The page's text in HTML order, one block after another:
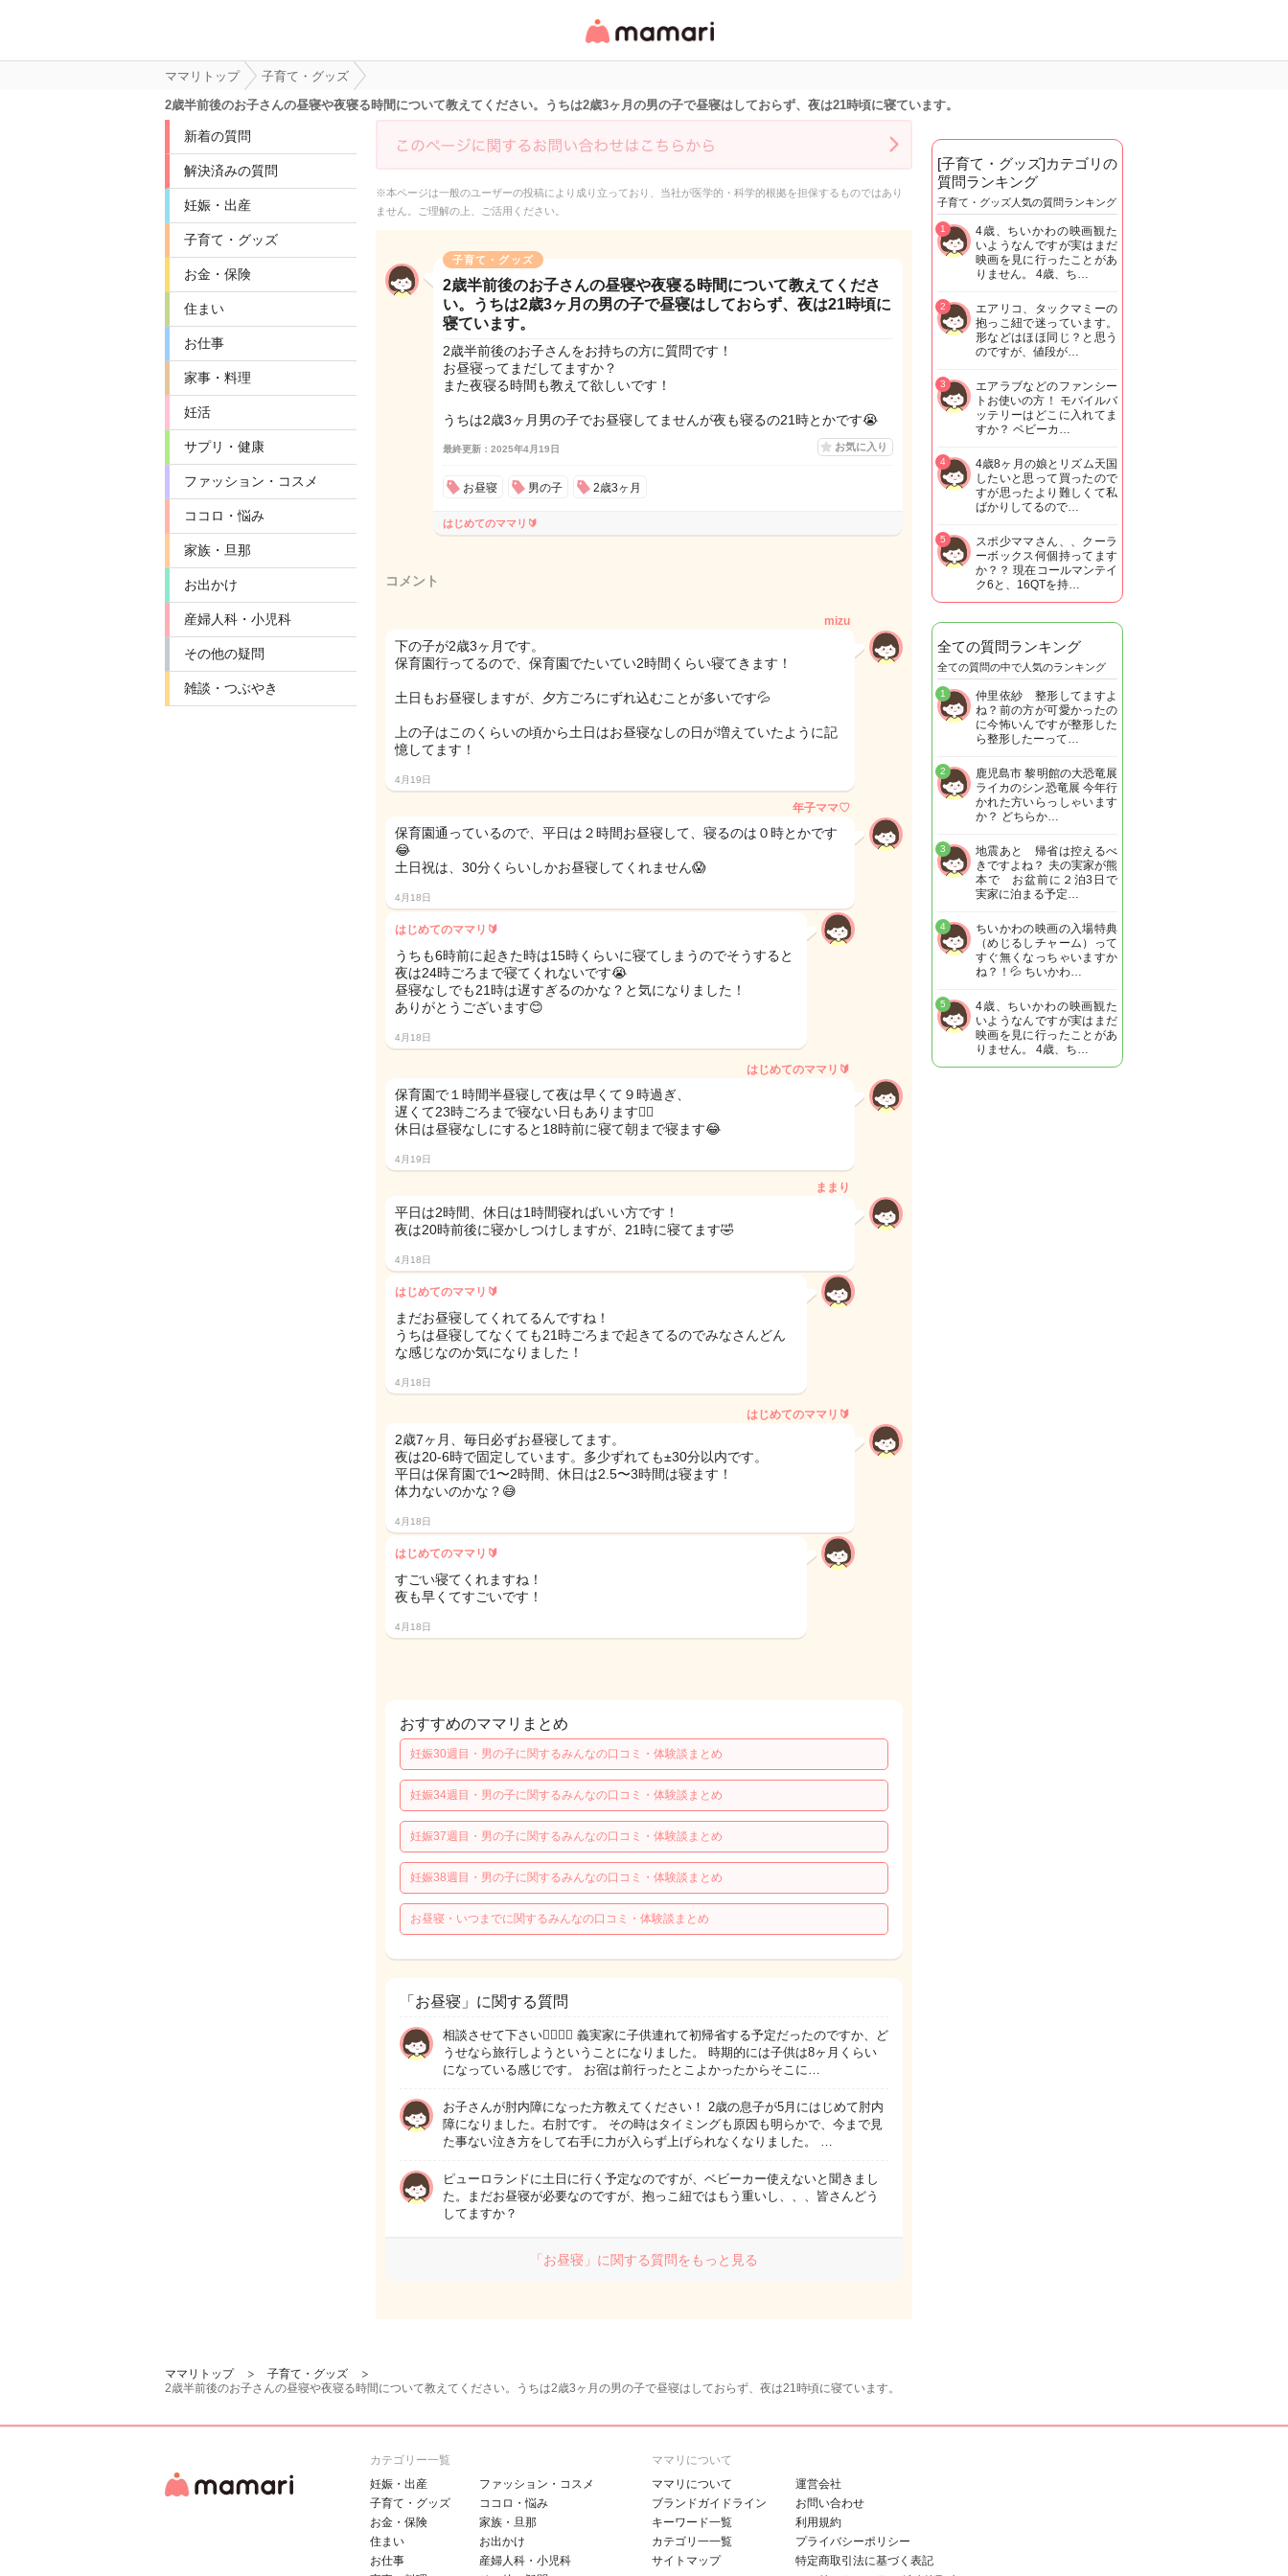
リ・情報サイト
ママリトップ
子育て・グッズ
2歳半前後のお子さんの昼寝や夜寝る時間について教えてください。うちは2歳3ヶ月の男の子で昼寝はしておらず、夜は21時頃に寝ています。
新着の質問
解決済みの質問
妊娠・出産
子育て・グッズ
お金・保険
住まい
お仕事
家事・料理
妊活
サプリ・健康
ファッション・コスメ
ココロ・悩み
家族・旦那
お出かけ
産婦人科・小児科
その他の疑問
雑談・つぶやき
※本ページは一般のユーザーの投稿により成り立っており、当社が医学的・科学的根拠を担保するものではあり
ません。ご理解の上、ご活用ください。
子育て・グッズ
2歳半前後のお子さんの昼寝や夜寝る時間について教えてくださ
い。うちは2歳3ヶ月の男の子で昼寝はしておらず、夜は21時頃に
寝ています。
2歳半前後のお子さんをお持ちの方に質問です！
お昼寝ってまだしてますか？
また夜寝る時間も教えて欲しいです！
うちは2歳3ヶ月男の子でお昼寝してませんが夜も寝るの21時とかです😭
最終更新：2025年4月19日 お気に入り
お昼寝 男の子 2歳3ヶ月
はじめてのママリ🔰
コメント
mizu
下の子が2歳3ヶ月です。
保育園行ってるので、保育園でたいてい2時間くらい寝てきます！
土日もお昼寝しますが、夕方ごろにずれ込むことが多いです💦
上の子はこのくらいの頃から土日はお昼寝なしの日が増えていたように記
憶してます！
4月19日
年子ママ♡
保育園通っているので、平日は２時間お昼寝して、寝るのは０時とかです
😂
土日祝は、30分くらいしかお昼寝してくれません😱
4月18日
はじめてのママリ🔰
うちも6時前に起きた時は15時くらいに寝てしまうのでそうすると
夜は24時ごろまで寝てくれないです😭
昼寝なしでも21時は遅すぎるのかな？と気になりました！
ありがとうございます😊
4月18日
はじめてのママリ🔰
保育園で１時間半昼寝して夜は早くて９時過ぎ、
遅くて23時ごろまで寝ない日もあります🤦‍♀️
休日は昼寝なしにすると18時前に寝て朝まで寝ます😂
4月19日
ままり
平日は2時間、休日は1時間寝ればいい方です！
夜は20時前後に寝かしつけしますが、21時に寝てます🤣
4月18日
はじめてのママリ🔰
まだお昼寝してくれてるんですね！
うちは昼寝してなくても21時ごろまで起きてるのでみなさんどん
な感じなのか気になりました！
4月18日
はじめてのママリ🔰
2歳7ヶ月、毎日必ずお昼寝してます。
夜は20-6時で固定しています。多少ずれても±30分以内です。
平日は保育園で1〜2時間、休日は2.5〜3時間は寝ます！
体力ないのかな？😅
4月18日
はじめてのママリ🔰
すごい寝てくれますね！
夜も早くてすごいです！
4月18日
おすすめのママリまとめ
妊娠30週目・男の子に関するみんなの口コミ・体験談まとめ
妊娠34週目・男の子に関するみんなの口コミ・体験談まとめ
妊娠37週目・男の子に関するみんなの口コミ・体験談まとめ
妊娠38週目・男の子に関するみんなの口コミ・体験談まとめ
お昼寝・いつまでに関するみんなの口コミ・体験談まとめ
「お昼寝」に関する質問
相談させて下さい🙇‍♀️🙇‍♀️ 義実家に子供連れて初帰省する予定だったのですか、ど
うせなら旅行しようということになりました。 時期的には子供は8ヶ月くらい
になっている感じです。 お宿は前行ったとこよかったからそこに…
お子さんが肘内障になった方教えてください！ 2歳の息子が5月にはじめて肘内
障になりました。右肘です。 その時はタイミングも原因も明らかで、今まで見
た事ない泣き方をして右手に力が入らず上げられなくなりました。 …
ピューロランドに土日に行く予定なのですが、ベビーカー使えないと聞きまし
た。まだお昼寝が必要なのですが、抱っこ紐ではもう重いし、、、皆さんどう
してますか？
「お昼寝」に関する質問をもっと見る
[子育て・グッズ]カテゴリの
質問ランキング
子育て・グッズ人気の質問ランキング
4歳、ちいかわの映画観た
いようなんですが実はまだ
映画を見に行ったことがあ
りません。 4歳、ち…
1
エアリコ、タックマミーの
抱っこ紐で迷っています。
形などはほほ同じ？と思う
のですが、値段が…
2
エアラブなどのファンシー
トお使いの方！ モバイルバ
ッテリーはどこに入れてま
すか？ ベビーカ…
3
4歳8ヶ月の娘とリズム天国
したいと思って買ったので
すが思ったより難しくて私
ばかりしてるので…
4
スポ少ママさん、、クーラ
ーボックス何個持ってます
か？？ 現在コールマンテイ
ク6と、16QTを持…
5
全ての質問ランキング
全ての質問の中で人気のランキング
仲里依紗 整形してますよ
ね？前の方が可愛かったの
に今怖いんですが整形した
ら整形したーって…
1
鹿児島市 黎明館の大恐竜展
ライカのシン恐竜展 今年行
かれた方いらっしゃいます
か？ どちらか…
2
地震あと 帰省は控えるべ
きですよね？ 夫の実家が熊
本で お盆前に２泊3日で
実家に泊まる予定…
3
ちいかわの映画の入場特典
（めじるしチャーム）って
すぐ無くなっちゃいますか
ね？！💦 ちいかわ…
4
4歳、ちいかわの映画観た
いようなんですが実はまだ
映画を見に行ったことがあ
りません。 4歳、ち…
5
ママリトップ
子育て・グッズ
2歳半前後のお子さんの昼寝や夜寝る時間について教えてください。うちは2歳3ヶ月の男の子で昼寝はしておらず、夜は21時頃に寝ています。
カテゴリー一覧
妊娠・出産
子育て・グッズ
お金・保険
住まい
お仕事
ファッション・コスメ
ココロ・悩み
家族・旦那
お出かけ
産婦人科・小児科
ママリについて
ママリについて
ブランドガイドライン
キーワード一覧
カテゴリ一一覧
サイトマップ
運営会社
お問い合わせ
利用規約
プライバシーポリシー
特定商取引法に基づく表記